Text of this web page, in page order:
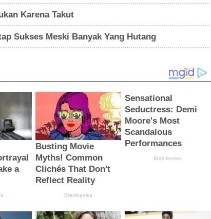
Karena Takut
Sukses Meski Banyak Yang Hutang